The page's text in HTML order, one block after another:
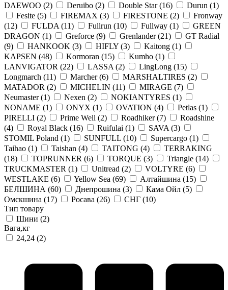
DAEWOO (2) Deruibo (2) Double Star(16) Durun (1)
Fesite (5) FIREMAX (3) FIRESTONE (2)
Fronway
(12)
FULDA (11) Fullrun (10) Fullway (1)
GREEN
DRAGON (1) Greforce (9) Grenlander(21)
GT Radial
(9)
HANKOOK (3) HIFLY (3) Kaitong (1)
KAPSEN (48) Kormoran (15) Kumho (1)
LANVIGATOR (22) LASSA (2) LingLong (15)
Longmarch (11) Marcher(6) MARSHALTIRES (2)
MATADOR (2) MICHELIN (11) MIRAGE (7)
Neumaster(1) Nexen (2) NOKIANTYRES (1)
NONAME (1) ONYX (1) OVATION (4) Petlas (1)
PIRELLI (2) Prime Well (2) Roadhiker(7)
Roadshine
(4)
Royal Black (16) Ruifulai (1) SAVA (3)
STOMIL Poland (1) SUNFULL (10) Supercargo (1)
Taihao (1) Taishan (4) TAITONG (4)
TERRAKING
(18)
TOPRUNNER (6) TORQUE (3) Triangle (14)
TRUCKMASTER (1) Unitread (2) VOLTYRE (6)
WESTLAKE (6) Yellow Sea (69) Алтайшина (15)
БЕЛШИНА (60) Днепрошина (3) Кама Ойл (5)
Омскшина (17) Росава (26) СНГ (10)
Тип товару
Шини (2)
Вага,кг
24,24 (2)